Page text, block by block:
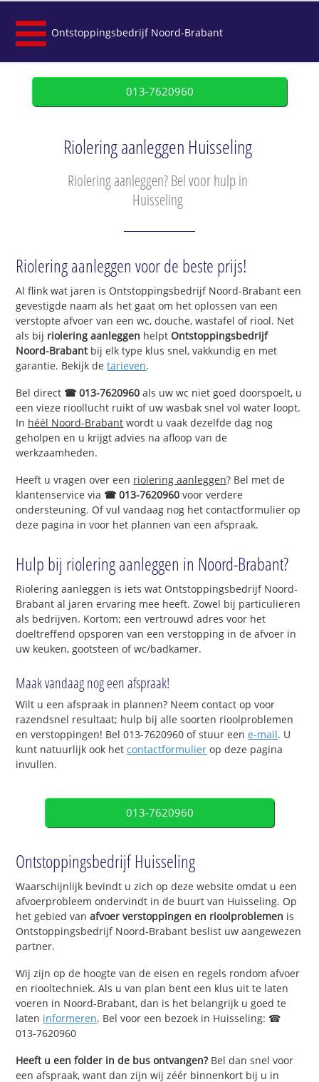
Ontstoppingsbedrijf Noord-Brabant
013-7620960
Riolering aanleggen Huisseling
Riolering aanleggen? Bel voor hulp in
Huisseling
Riolering aanleggen voor de beste prijs!
Al flink wat jaren is Ontstoppingsbedrijf Noord-Brabant een
gevestigde naam als het gaat om het oplossen van een
verstopte afvoer van een wc, douche, wastafel of riool. Net
als bij riolering aanleggen helptOntstoppingsbedrijf
Noord-Brabantbij elk type klus snel, vakkundig en met
garantie. Bekijk detarieven.
Bel direct ☎ 013-7620960 als uw wc niet goed doorspoelt, u
een vieze rioollucht ruikt of uw wasbak snel vol water loopt.
In héél Noord-Brabant wordt u vaak dezelfde dag nog
geholpen en u krijgt advies na afloop van de
werkzaamheden.
Heeft u vragen over een riolering aanleggen? Bel met de
klantenservice via ☎ 013-7620960 voor verdere
ondersteuning. Of vul vandaag nog het contactformulier op
deze pagina in voor het plannen van een afspraak.
Hulp bij riolering aanleggen in Noord-Brabant?
Riolering aanleggen is iets wat Ontstoppingsbedrijf Noord-
Brabant al jaren ervaring mee heeft. Zowel bij particulieren
als bedrijven. Kortom; een vertrouwd adres voor het
doeltreffend opsporen van een verstopping in de afvoer in
uw keuken, gootsteen of wc/badkamer.
Maak vandaag nog een afspraak!
Wilt u een afspraak in plannen? Neem contact op voor
razendsnel resultaat; hulp bij alle soorten rioolproblemen
en verstoppingen! Bel 013-7620960 of stuur eene-mail. U
kunt natuurlijk ook hetcontactformulier op deze pagina
invullen.
013-7620960
Ontstoppingsbedrijf Huisseling
Waarschijnlijk bevindt u zich op deze website omdat u een
afvoerprobleem ondervindt in de buurt van Huisseling. Op
het gebied vanafvoer verstoppingen en rioolproblemen is
Ontstoppingsbedrijf Noord-Brabant beslist uw aangewezen
partner.
Wij zijn op de hoogte van de eisen en regels rondom afvoer
en riooltechniek. Als u van plan bent een klus uit te laten
voeren in Noord-Brabant, dan is het belangrijk u goed te
laten informeren. Bel voor een bezoek in Huisseling: ☎
013-7620960
Heeft u een folder in de bus ontvangen?Bel dan snel voor
een afspraak, want dan zijn wij zéér binnenkort bij u in